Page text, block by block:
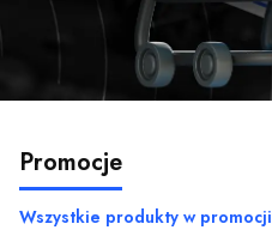
Promocje
Wszystkie produkty w promocji